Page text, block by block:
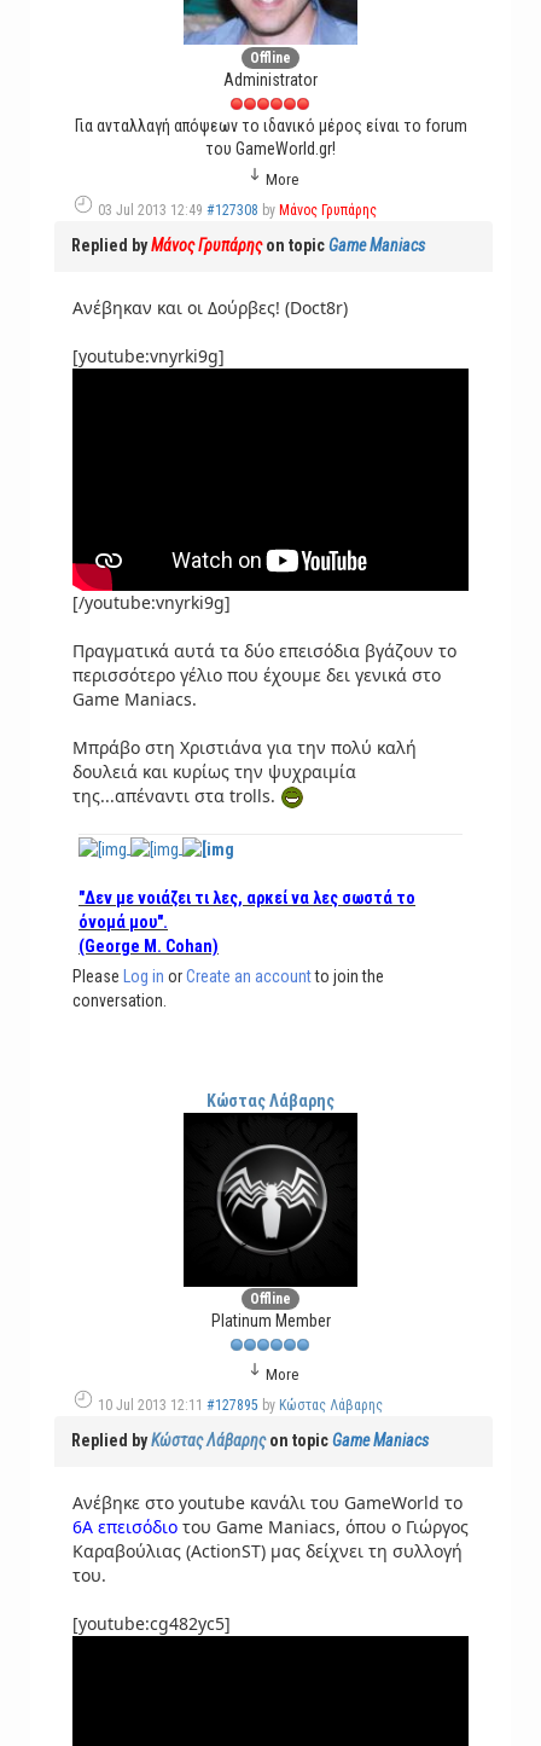
Offline
Administrator
Για ανταλλαγή απόψεων το ιδανικό μέρος είναι το forum
του GameWorld.gr!
More
03 Jul 2013 12:49 #127308 by Μάνος Γρυπάρης
Replied byΜάνος Γρυπάρηςon topicGame Maniacs
Ανέβηκαν και οι Δούρβες! (Doct8r)
[youtube:vnyrki9g]
[/youtube:vnyrki9g]
Πραγματικά αυτά τα δύο επεισόδια βγάζουν το
περισσότερο γέλιο που έχουμε δει γενικά στο
Game Maniacs.
Μπράβο στη Χριστιάνα για την πολύ καλή
δουλειά και κυρίως την ψυχραιμία
της...απέναντι στα trolls.
"Δεν με νοιάζει τι λες, αρκεί να λες σωστά το
όνομά μου".
(George M. Cohan)
Please
Log in orCreate an accountto join the
conversation.
Κώστας Λάβαρης
Offline
Platinum Member
More
10 Jul 2013 12:11 #127895 by Κώστας Λάβαρης
Replied byΚώστας Λάβαρηςon topicGame Maniacs
Ανέβηκε στο youtube κανάλι του GameWorld το
6Α επεισόδιο του Game Maniacs, όπου ο Γιώργος
Καραβούλιας (ActionST) μας δείχνει τη συλλογή
του.
[youtube:cg482yc5]